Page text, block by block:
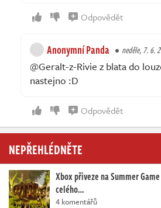
Odpovědět
Anonymní Panda neděle, 7. 6.
@Geralt-z-Rivie z blata do
nastejno :D
Odpovědět
NEPŘEHLÉDNĚTE
Xbox přiveze na Summer
celého…
4 komentářů